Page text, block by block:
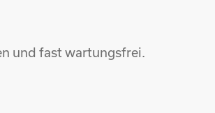
und fast wartungsfrei.